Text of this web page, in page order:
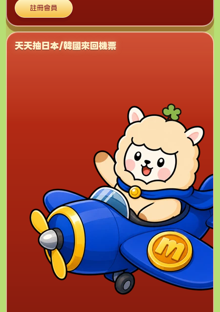
註冊會員
天天抽日本/韓國來回機票